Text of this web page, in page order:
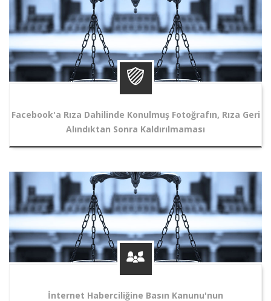
Facebook'a Rıza Dahilinde Konulmuş Fotoğrafın, Rıza Geri
Alındıktan Sonra Kaldırılmaması
İnternet Haberciliğine Basın Kanunu'nun